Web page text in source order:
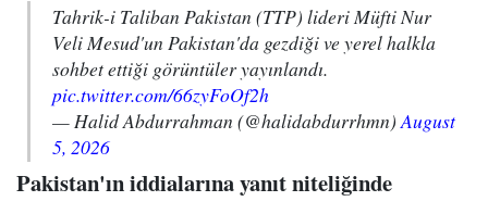
Tahrik-i Taliban Pakistan (TTP) lideri Müfti Nur
Veli Mesud'un Pakistan'da gezdiği ve yerel halkla
sohbet ettiği görüntüler yayınlandı.
pic.twitter.com/66zyFoOf2h
— Halid Abdurrahman (@halidabdurrhmn)August
5, 2026
Pakistan'ın iddialarına yanıt niteliğinde